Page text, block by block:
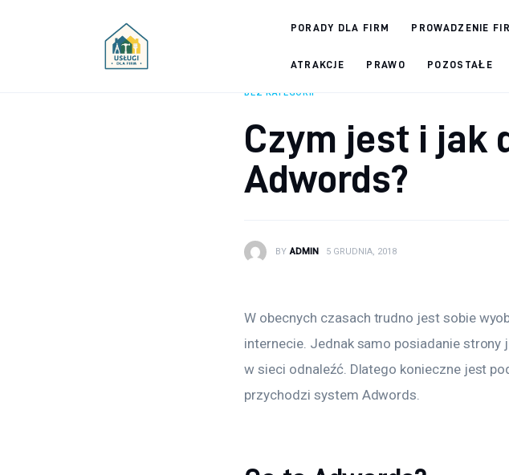
PORADY DLA FIRM PROWADZENIE
ATRAKCJE PRAWO POZOSTAŁE
Prowadzenie firmy
BEZ KATEGORII
Czym jest i jak
Adwords?
BY ADMIN 5 GRUDNIA, 2018
W obecnych czasach trudno jest sobie
internecie. Jednak samo posiadanie
w sieci odnaleźć. Dlatego konieczne jest
przychodzi system Adwords.